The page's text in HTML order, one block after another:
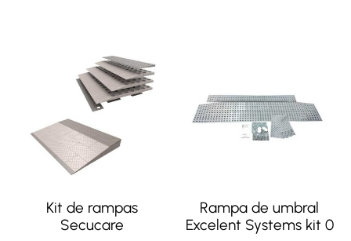
Kit de rampas
Secucare
Rampa de umbral
Excelent Systems kit 0